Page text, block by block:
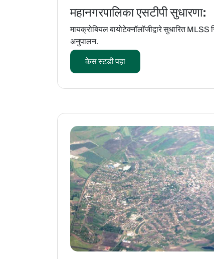
महानगरपालिका एसटीपी सुधारणा:
मायक्रोबियल बायोटेक्नॉलॉजीद्वारे सुधारित
अनुपालन.
केस स्टडी पहा